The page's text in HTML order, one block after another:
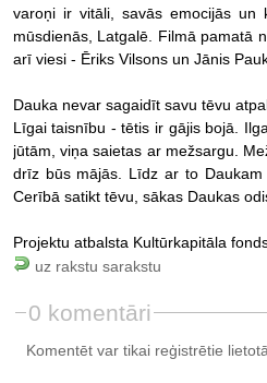
varoņi ir vitāli, savās emocijās un
mūsdienās, Latgalē. Filmā pamatā
arī viesi - Ēriks Vilsons un Jānis
Dauka nevar sagaidīt savu tēvu
Līgai taisnību - tētis ir gājis bojā.
jūtām, viņa saietas ar mežsargu.
drīz būs mājās. Līdz ar to
Cerībā satikt tēvu, sākas Daukas
Projektu atbalsta Kultūrkapitāla
uz rakstu sarakstu
0 komentāri
Komentēt var tikai reģistrētie